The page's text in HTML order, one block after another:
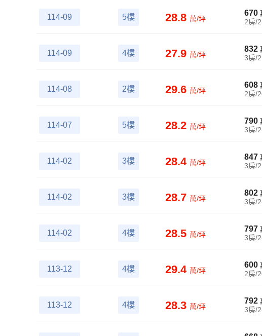
114-09 5樓 28.8 萬/坪
670
2房/
114-09 4樓 27.9 萬/坪
832
3房/
114-08 2樓 29.6 萬/坪
608
2房/
114-07 5樓 28.2 萬/坪
790
3房/
114-02 3樓 28.4 萬/坪
847
3房/
114-02 3樓 28.7 萬/坪
802
3房/
114-02 4樓 28.5 萬/坪
797
3房/
113-12 4樓 29.4 萬/坪
600
2房/
113-12 4樓 28.3 萬/坪
792
3房/